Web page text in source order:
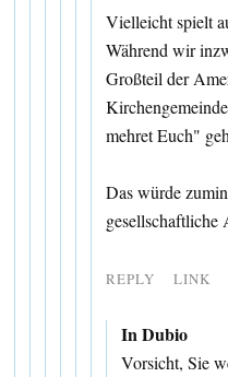
Vielleicht spielt
Während wir
Großteil der
mehret Euch"
Das würde
gesellschaftliche
REPLY LINK
In Dubio
Vorsicht, Sie